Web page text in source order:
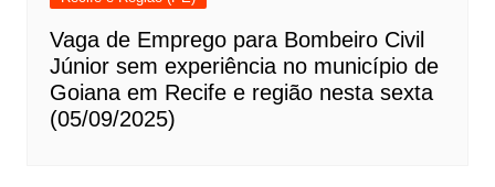
Vaga de Emprego para Bombeiro Civil
Júnior sem experiência no município de
Goiana em Recife e região nesta sexta
(05/09/2025)